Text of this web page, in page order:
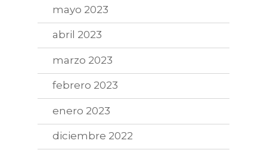
mayo 2023
abril 2023
marzo 2023
febrero 2023
enero 2023
diciembre 2022